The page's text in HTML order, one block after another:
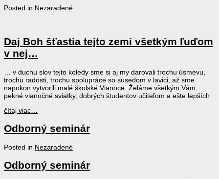
Posted in Nezaradené
Daj Boh šťastia tejto zemi všetkým ľuďom
v nej…
… v duchu slov tejto koledy sme si aj my darovali trochu úsmevu,
trochu radosti, trochu spolupráce so susedom v lavici, až sme
napokon vytvorili malé školské Vianoce. Želáme všetkým Vám
pekné vianočné sviatky, dobrých študentov učiteľom a ešte lepších
čítaj viac…
Odborný seminár
Posted in Nezaradené
Odborný seminár